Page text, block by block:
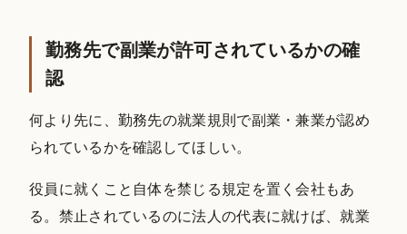
勤務先で副業が許可されているかの確
認
何より先に、勤務先の就業規則で副業・兼業が認め
られているかを確認してほしい。
役員に就くこと自体を禁じる規定を置く会社もあ
る。禁止されているのに法人の代表に就けば、就業